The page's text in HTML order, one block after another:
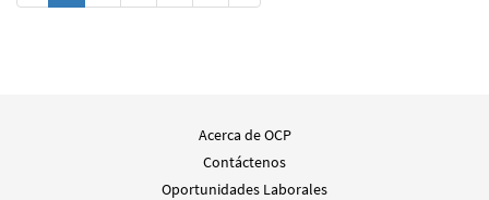
Acerca de OCP
Contáctenos
Oportunidades Laborales